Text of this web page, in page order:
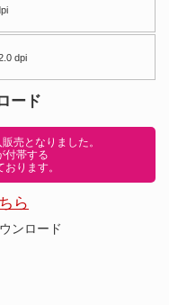
dpi
ード
売となりました。
付帯する
ります。
ら
ンロード